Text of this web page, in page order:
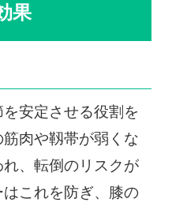
果
安定させる役割を
肉や靱帯が弱くな
、転倒のリスクが
これを防ぎ、膝の